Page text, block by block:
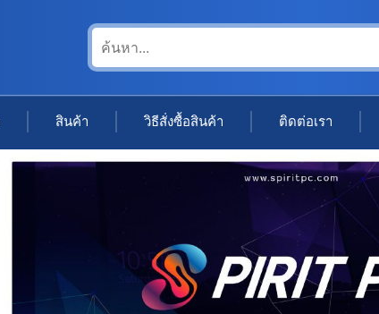
สินค้า วิธีสั่งซื้อสินค้า ติดต่อเรา